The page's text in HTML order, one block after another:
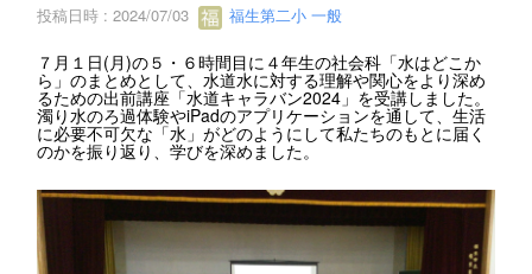
投稿日時 : 2024/07/03 福生第二小 一般
７月１日(月)の５・６時間目に４年生の社会科「水はどこか
ら」のまとめとして、水道水に対する理解や関心をより深め
るための出前講座「水道キャラバン2024」を受講しました。
濁り水のろ過体験やiPadのアプリケーションを通して、生活
に必要不可欠な「水」がどのようにして私たちのもとに届く
のかを振り返り、学びを深めました。